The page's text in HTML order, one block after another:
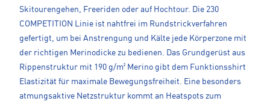
Skitourengehen, Freeriden oder auf Hochtour. Die 230
COMPETITION Linie ist nahtfrei im Rundstrickverfahren
gefertigt, um bei Anstrengung und Kälte jede Körperzone mit
der richtigen Merinodicke zu bedienen. Das Grundgerüst aus
Rippenstruktur mit 190 g/m² Merino gibt dem Funktionsshirt
Elastizität für maximale Bewegungsfreiheit. Eine besonders
atmungsaktive Netzstruktur kommt an Heatspots zum